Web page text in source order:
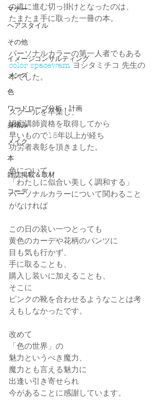
マナー
ヘアスタイル
その他
イメージコンサルティング
メンズ
色
ワードローブ分析・計画
身嗜み
メイク
本
雑誌掲載＆取材
コーデ
の道に進む切っ掛けとなったのは、
たまたま手に取った一冊の本。
パーソナルカラーの第一人者でもある
color spacewam ヨシタミチコ 先生の
本でした。
スクールを卒業し、
認定講師資格を取得してから
早いもので15年以上が経ち
功労者表彰を頂きました。
色について、
「わたしに似合い美しく調和する」
パーソナルカラーについて関わること
がなければ
この日の装い一つとっても
黄色のカーデや花柄のパンツに
目も気も行かず、
手に取ることも、
購入し装いに加えることも、
そこに
ピンクの靴を合わせるようなことは考
えもしなかったです。
改めて
「色の世界」の
魅力というべき魔力、
魔力とも言える魅力に
出逢い引き寄せられ
今があることに感謝しています。